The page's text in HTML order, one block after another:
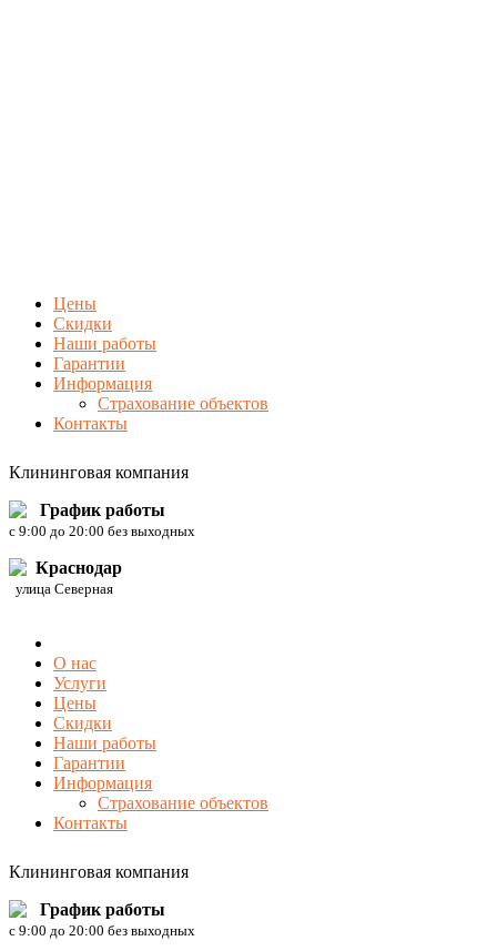
Цены
Скидки
Наши работы
Гарантии
Информация
Страхование объектов
Контакты
Клининговая компания
График работы
c 9:00 до 20:00 без выходных
Краснодар
улица Северная
О нас
Услуги
Цены
Скидки
Наши работы
Гарантии
Информация
Страхование объектов
Контакты
Клининговая компания
График работы
c 9:00 до 20:00 без выходных